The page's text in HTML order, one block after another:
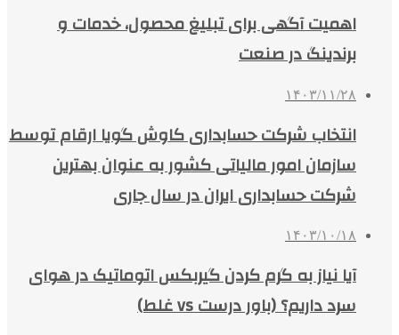
اهمیت آگهی برای تبلیغ محصول، خدمات و
برندینگ در صنعت
۱۴۰۳/۱۱/۲۸
انتخاب شرکت حسابداری کاوش گویا ارقام توسط
سازمان امور مالیاتی کشور به عنوان بهترین
شرکت حسابداری ایران در سال جاری
۱۴۰۳/۱۰/۱۸
آیا نیاز به گرم کردن گیربکس اتوماتیک در هوای
سرد داریم؟ (باور درست vs غلط)